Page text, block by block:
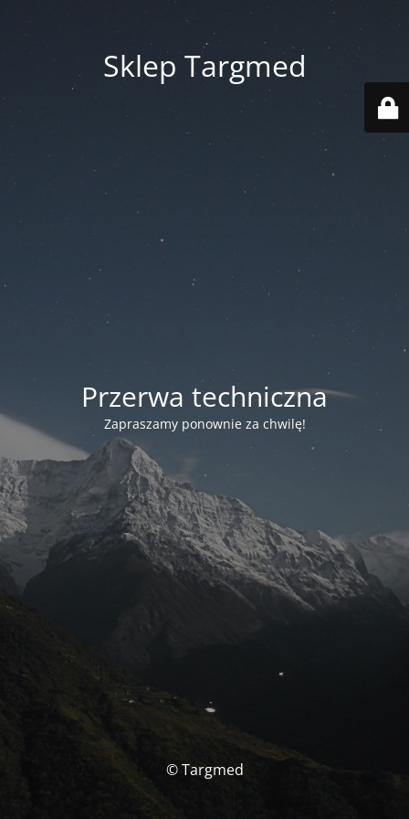
Sklep Targmed
Przerwa techniczna
Zapraszamy ponownie za chwilę!
© Targmed